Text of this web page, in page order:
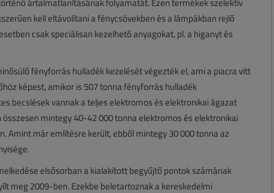
kell eltávolítani a fénycsövekben és a lámpákban rejlő
csak speciálisan kezelhető anyagokat, pl. a higanyt és
fényforrás hulladék kezelését végezték el, ami a piacra vitt
képest, amikor is 507 tonna fényforrás hulladék
becslések vannak a teljes elektromos és elektronikai ágazat
mintegy 40-42 000 tonna elektromos és elektronikai
Amint már említésre került, ebből mintegy 30 000 tonna az
elsősorban a kialakított begyűjtő pontok számának
meg 2009-ben. Ezekbe beletartoznak a kereskedelmi